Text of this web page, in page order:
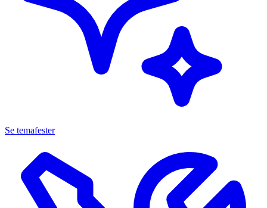
Se temafester